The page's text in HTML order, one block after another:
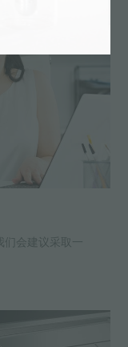
们会建议采取一